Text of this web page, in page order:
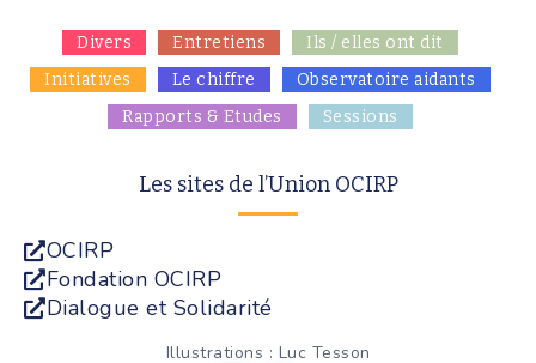
Divers Entretiens
Ils / elles ont dit
Initiatives
Le chiffre
Observatoire aidants
Rapports & Etudes
Sessions
Les sites de l’Union OCIRP
OCIRP
Fondation OCIRP
Dialogue et Solidarité
Illustrations : Luc Tesson